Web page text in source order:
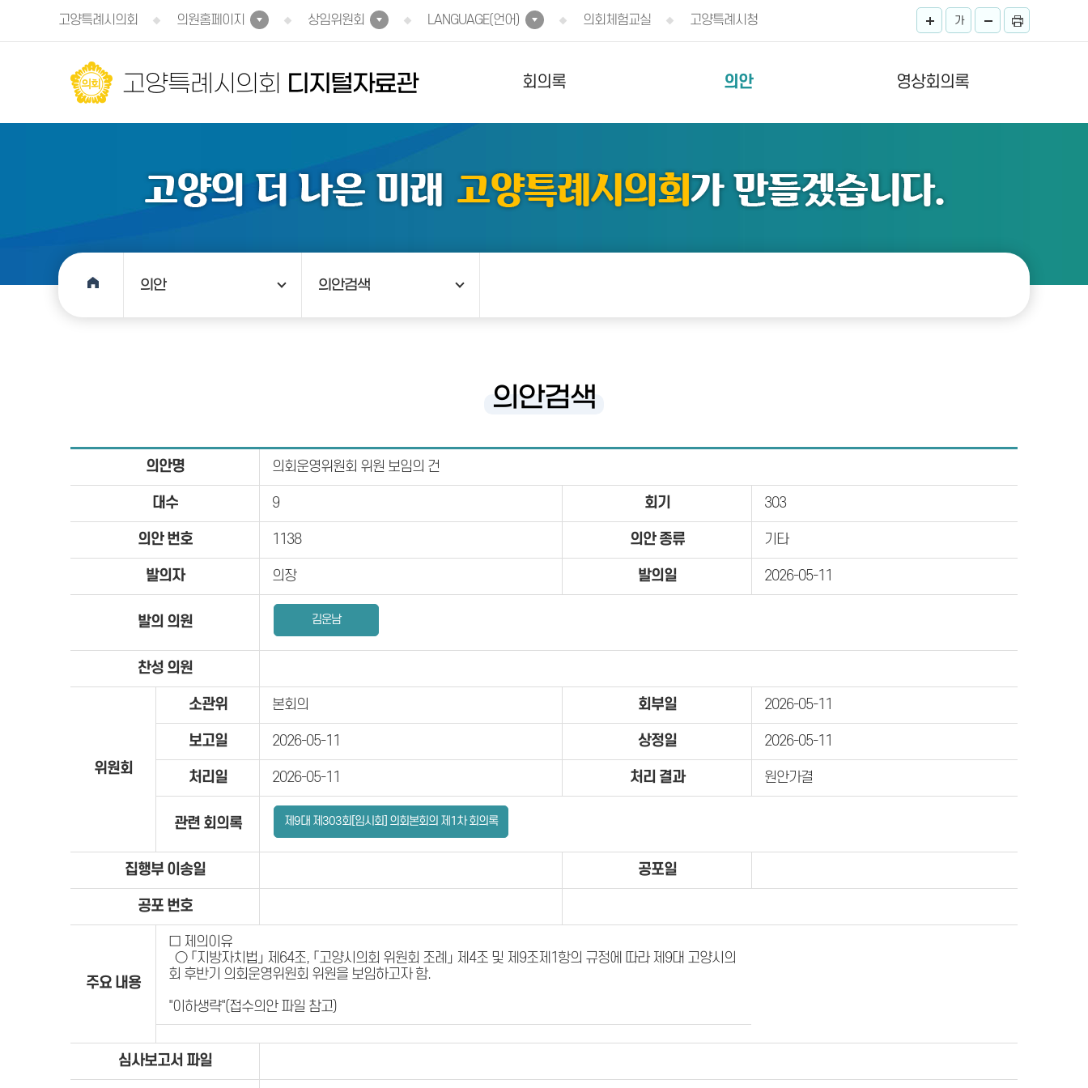
고양특례시의회
의원홈페이지 상임위원회 LANGUAGE(언어) 의회체험교실 고양특례시청 가
고양특례시의회 디지털자료관 회의록 의안 영상회의록
의안 의안검색
의안검색
의안명 의회운영위원회 위원 보임의 건
대수 9 회기 303
의안 번호 1138 의안 종류 기타
발의자 의장 발의일 2026-05-11
발의 의원 김운남
찬성 의원
위원회
소관위 본회의 회부일 2026-05-11
보고일 2026-05-11 상정일 2026-05-11
처리일 2026-05-11 처리 결과 원안가결
관련 회의록 제9대 제303회[임시회] 의회본회의 제1차 회의록
집행부 이송일 공포일
공포 번호
주요 내용
□ 제의이유
○ 「지방자치법」 제64조, 「고양시의회 위원회 조례」 제4조 및 제9조제1항의 규정에 따라 제9대 고양시의
회 후반기 의회운영위원회 위원을 보임하고자 함.
"이하생략"(접수의안 파일 참고)
심사보고서 파일